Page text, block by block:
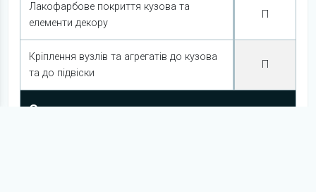
Лакофарбове покриття кузова та
елементи декору
П
Кріплення вузлів та агрегатів до кузова
та до підвіски
П
Система керування